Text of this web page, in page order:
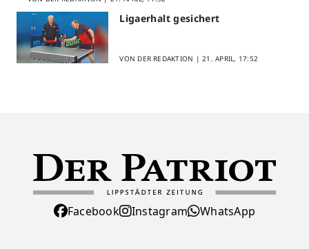
Ligaerhalt gesichert
VON DER REDAKTION |21. APRIL, 17:52
Facebook Instagram WhatsApp